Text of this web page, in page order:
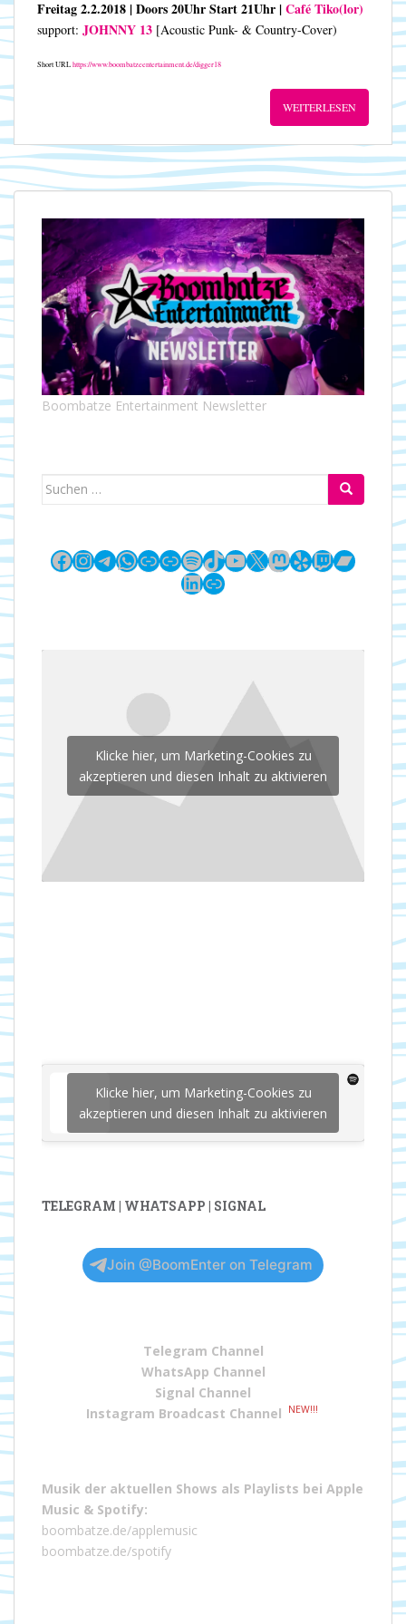
Freitag 2.2.2018 | Doors 20Uhr Start 21Uhr |Café Tiko(lor)
support: JOHNNY 13 [Acoustic Punk- & Country-Cover)
Short URLhttps://www.boombatzeentertainment.de/digger18
WEITERLESEN
Boombatze Entertainment Newsletter
Suchen
Facebook
Instagram
Telegram
WhatsApp
LinkLinkSpotify
TikTok
YouTube
X Mastodon
YelpTwitch
LinkedIn
Link
Klicke hier, um Marketing-Cookies zu
akzeptieren und diesen Inhalt zu aktivieren
Klicke hier, um Marketing-Cookies zu
akzeptieren und diesen Inhalt zu aktivieren
TELEGRAM | WHATSAPP | SIGNAL
Join @BoomEnter on Telegram
Telegram Channel
WhatsApp Channel
Signal Channel
Instagram Broadcast Channel
NEW!!!
Musik der aktuellen Shows als Playlists bei Apple
Music & Spotify:
boombatze.de/applemusic
boombatze.de/spotify